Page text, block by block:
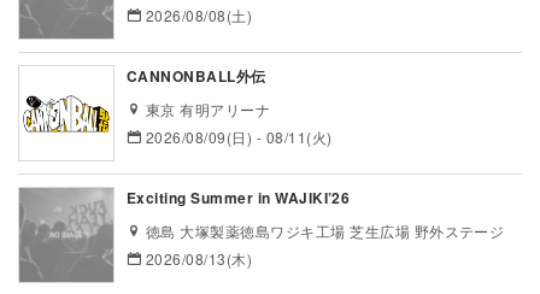
2026/08/08(土)
CANNONBALL外伝
東京 有明アリーナ
2026/08/09(日) - 08/11(火)
Exciting Summer in WAJIKI’26
徳島 大塚製薬徳島ワジキ工場 芝生広場 野外ステージ
2026/08/13(木)